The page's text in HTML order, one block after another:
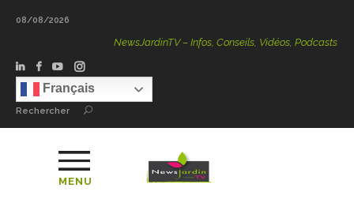
08/08/2026
NewsJardinTV – Infos, Conseils, Vidéos, Podcasts – 100
Français
Rechercher
MENU